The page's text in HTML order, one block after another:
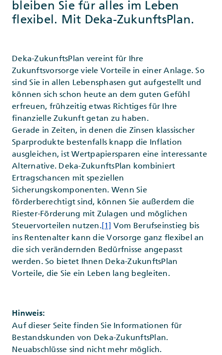
bleiben Sie für alles im Leben
flexibel. Mit Deka-ZukunftsPlan.
Deka-ZukunftsPlan vereint für Ihre
Zukunftsvorsorge viele Vorteile in einer Anlage. So
sind Sie in allen Lebensphasen gut aufgestellt und
können sich schon heute an dem guten Gefühl
erfreuen, frühzeitig etwas Richtiges für Ihre
finanzielle Zukunft getan zu haben.
Gerade in Zeiten, in denen die Zinsen klassischer
Sparprodukte bestenfalls knapp die Inflation
ausgleichen, ist Wertpapiersparen eine interessante
Alternative. Deka-ZukunftsPlan kombiniert
Ertragschancen mit speziellen
Sicherungskomponenten. Wenn Sie
förderberechtigt sind, können Sie außerdem die
Riester-Förderung mit Zulagen und möglichen
Steuervorteilen nutzen.[1] Vom Berufseinstieg bis
ins Rentenalter kann die Vorsorge ganz flexibel an
die sich verändernden Bedürfnisse angepasst
werden. So bietet Ihnen Deka-ZukunftsPlan
Vorteile, die Sie ein Leben lang begleiten.
Hinweis:
Auf dieser Seite finden Sie Informationen für
Bestandskunden von Deka-ZukunftsPlan.
Neuabschlüsse sind nicht mehr möglich.